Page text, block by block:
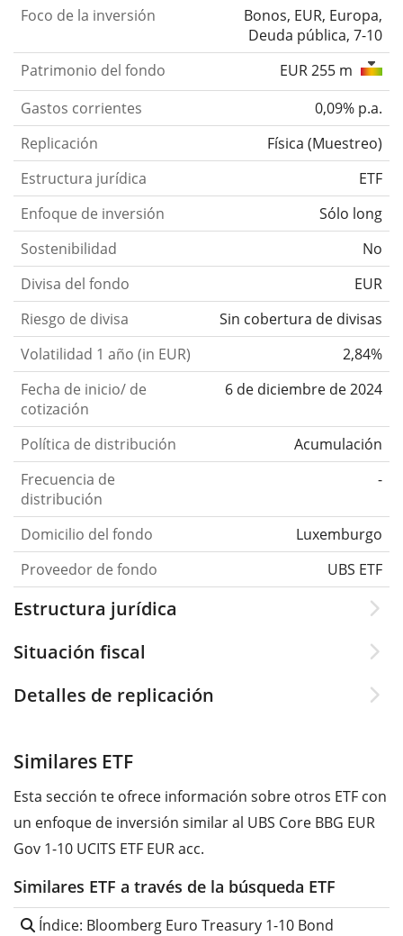
Foco de la inversión
Bonos, EUR, Europa,
Deuda pública, 7-10
Patrimonio del fondo
EUR 255 m
Gastos corrientes
0,09% p.a.
Replicación
Física (Muestreo)
Estructura jurídica
ETF
Enfoque de inversión
Sólo long
Sostenibilidad
No
Divisa del fondo
EUR
Riesgo de divisa
Sin cobertura de divisas
Volatilidad 1 año (in EUR)
2,84%
Fecha de inicio/ de
cotización
6 de diciembre de 2024
Política de distribución
Acumulación
Frecuencia de
distribución
-
Domicilio del fondo
Luxemburgo
Proveedor de fondo
UBS ETF
Estructura jurídica
Situación fiscal
Detalles de replicación
Similares ETF
Esta sección te ofrece información sobre otros ETF con
un enfoque de inversión similar al UBS Core BBG EUR
Gov 1-10 UCITS ETF EUR acc.
Similares ETF a través de la búsqueda ETF
Índice: Bloomberg Euro Treasury 1-10 Bond